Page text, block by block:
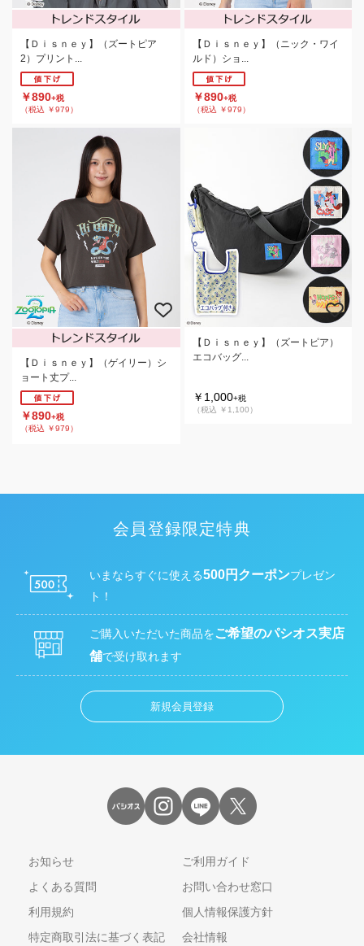
【Ｄｉｓｎｅｙ】（ズートピア
2）プリント...
￥890+税
（税込 ￥979）
【Ｄｉｓｎｅｙ】（ニック・ワイ
ルド）ショ...
￥890+税
（税込 ￥979）
【Ｄｉｓｎｅｙ】（ゲイリー）シ
ョート丈プ...
￥890+税
（税込 ￥979）
【Ｄｉｓｎｅｙ】（ズートピア）
エコバッグ...
￥1,000+税
（税込 ￥1,100）
会員登録限定特典
いまならすぐに使える500円クーポンプレゼン
ト！
ご購入いただいた商品をご希望のパシオス実店
舗で受け取れます
新規会員登録
お知らせ
ご利用ガイド
よくある質問
お問い合わせ窓口
利用規約
個人情報保護方針
特定商取引法に基づく表記
会社情報